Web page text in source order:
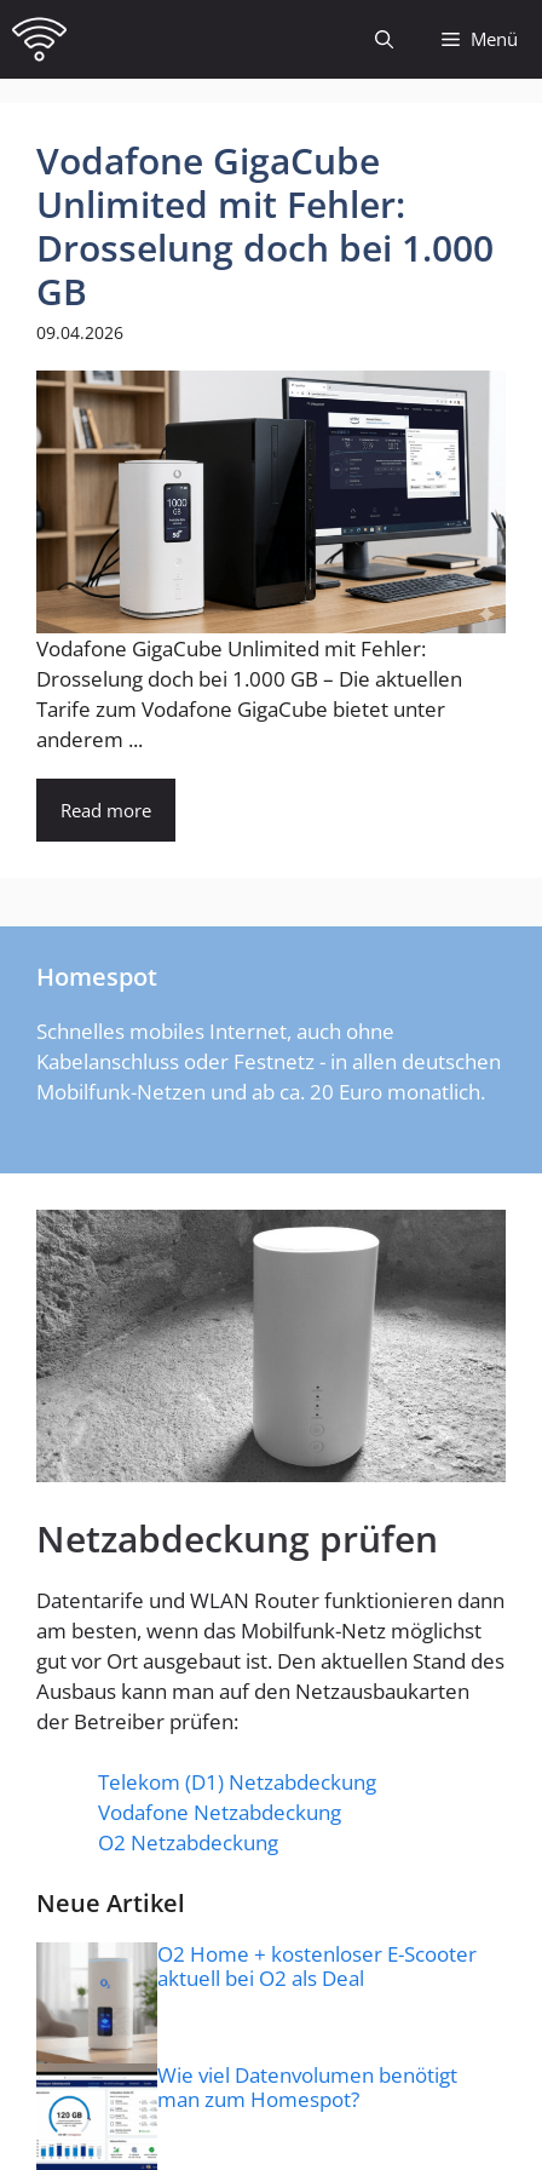
Zum
Inhalt
springen
Menü
Vodafone GigaCube
Unlimited mit Fehler:
Drosselung doch bei 1.000
GB
09.04.2026
Vodafone GigaCube Unlimited mit Fehler:
Drosselung doch bei 1.000 GB – Die aktuellen
Tarife zum Vodafone GigaCube bietet unter
anderem ...
Read more
Homespot
Schnelles mobiles Internet, auch ohne
Kabelanschluss oder Festnetz - in allen deutschen
Mobilfunk-Netzen und ab ca. 20 Euro monatlich.
Netzabdeckung prüfen
Datentarife und WLAN Router funktionieren dann
am besten, wenn das Mobilfunk-Netz möglichst
gut vor Ort ausgebaut ist. Den aktuellen Stand des
Ausbaus kann man auf den Netzausbaukarten
der Betreiber prüfen:
Telekom (D1) Netzabdeckung
Vodafone Netzabdeckung
O2 Netzabdeckung
Neue Artikel
O2 Home + kostenloser E-Scooter
aktuell bei O2 als Deal
Wie viel Datenvolumen benötigt
man zum Homespot?